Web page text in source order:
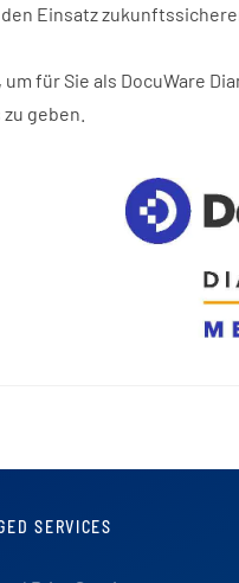
Einsatz
für Sie als DocuWare
geben.
SERVICES